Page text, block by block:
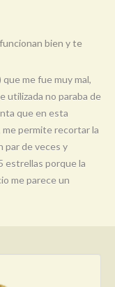
bien y te
me fue muy mal,
utilizada no paraba de
que en esta
permite recortar la
par de veces y
estrellas porque la
me parece un